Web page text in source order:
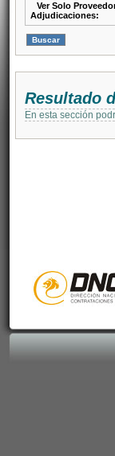
Ver Solo
Adjudicaciones:
Resultado
En esta sección